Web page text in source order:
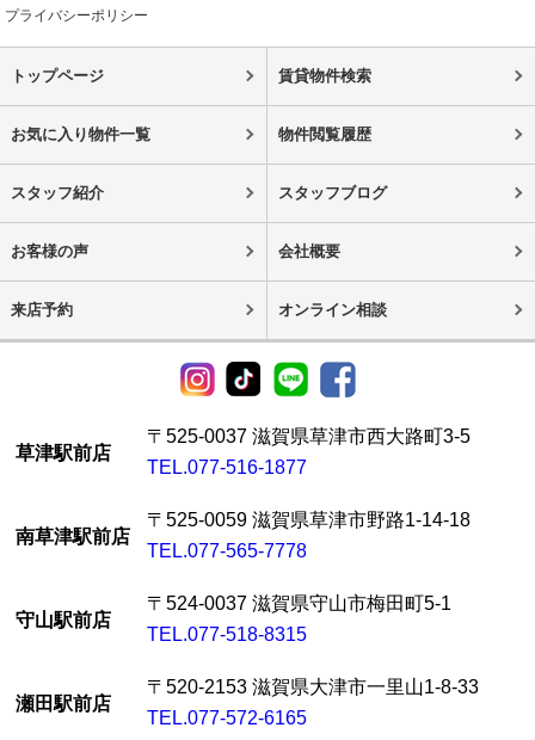
プライバシーポリシー
トップページ 賃貸物件検索
お気に入り物件一覧 物件閲覧履歴
スタッフ紹介 スタッフブログ
お客様の声 会社概要
来店予約 オンライン相談
草津駅前店
〒525-0037 滋賀県草津市西大路町3-5
TEL.077-516-1877
南草津駅前店
〒525-0059 滋賀県草津市野路1-14-18
TEL.077-565-7778
守山駅前店
〒524-0037 滋賀県守山市梅田町5-1
TEL.077-518-8315
瀬田駅前店
〒520-2153 滋賀県大津市一里山1-8-33
TEL.077-572-6165